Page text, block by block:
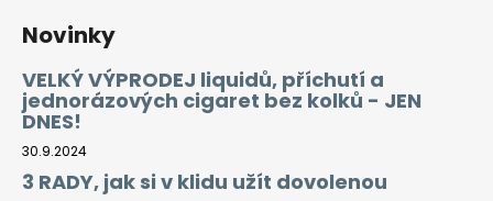
Novinky
VELKÝ VÝPRODEJ liquidů, příchutí a
jednorázových cigaret bez kolků - JEN
DNES!
30.9.2024
3 RADY, jak si v klidu užít dovolenou